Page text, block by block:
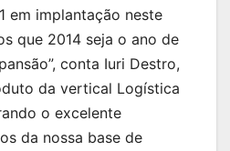
em implantação neste
que 2014 seja o ano de
conta Iuri Destro,
da vertical Logística
o excelente
da nossa base de